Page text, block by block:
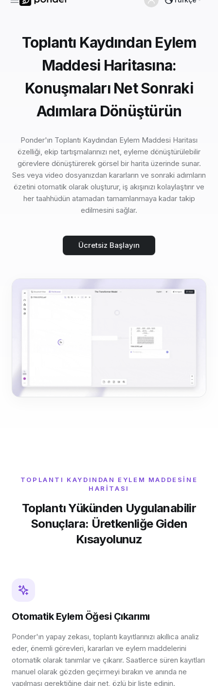
Toplantı Kaydından Eylem
Maddesi Haritasına:
Konuşmaları Net Sonraki
Adımlara Dönüştürün
Ponder'ın Toplantı Kaydından Eylem Maddesi Haritası
özelliği, ekip tartışmalarınızı net, eyleme dönüştürülebilir
görevlere dönüştürerek görsel bir harita üzerinde sunar.
Ses veya video dosyanızdan kararların ve sonraki adımların
özetini otomatik olarak oluşturur, iş akışınızı kolaylaştırır ve
her taahhüdün atamadan tamamlanmaya kadar takip
edilmesini sağlar.
Ücretsiz Başlayın
TOPLANTI KAYDINDAN EYLEM MADDESINE
HARITASI
Toplantı Yükünden Uygulanabilir
Sonuçlara: Üretkenliğe Giden
Kısayolunuz
Otomatik Eylem Öğesi Çıkarımı
Ponder'ın yapay zekası, toplantı kayıtlarınızı akıllıca analiz
eder, önemli görevleri, kararları ve eylem maddelerini
otomatik olarak tanımlar ve çıkarır. Saatlerce süren kayıtları
manuel olarak gözden geçirmeyi bırakın ve anında ne
yapılması gerektiğine dair net, özlü bir liste edinin.